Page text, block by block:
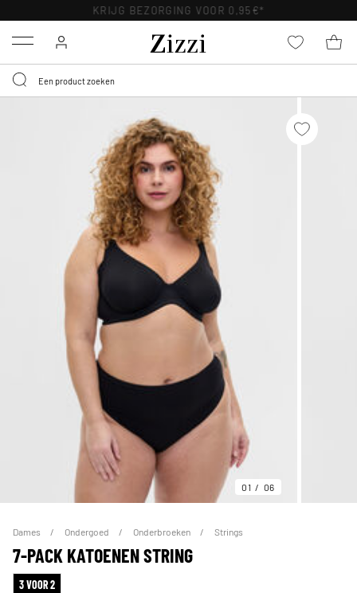
KRIJG BEZORGING VOOR 0,95€*
Menu
01 06
Dames Ondergoed Onderbroeken Strings
7-PACK KATOENEN STRING
3 VOOR 2